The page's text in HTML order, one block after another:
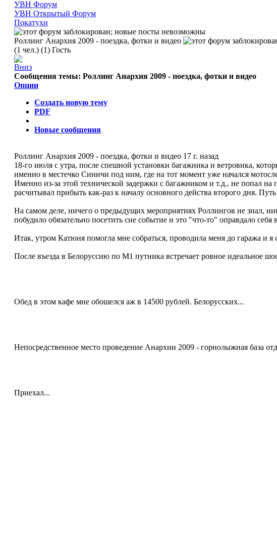
УВН Форум
УВН Открытый Форум
Покатухи
Роллинг Анархия 2009 - поездка, фотки и видео
(1 чел.) (1) Гость
Сообщения темы: Роллинг Анархия 2009 - поездка, фотки и видео
Опции
Создать новую тему
PDF
Новые сообщения
Роллинг Анархия 2009 - поездка, фотки и видео 17 г. назад
18-го июля с утра, после спешной установки багажника и ветровика,
именно в местечко Синичи под ним, где на тот момент уже начался
Именно из-за этой технической задержки с багажником и т.д., не попал
расчитывал прибыть как-раз к началу основного действа второго дня.
На самом деле, ничего о предыдущих мероприятиях Роллингов не знал,
побудило обязательно посетить сие событие и это "что-то" оправдало себя
Итак, утром Катюня помогла мне собраться, проводила меня до гаража и
После въезда в Белоруссию по М1 путника встречает ровное идеальное
Обед в этом кафе мне обошелся аж в 14500 рублей. Белорусских...
Непосредственное место проведение Анархии 2009 - горнолыжная база
Приехал...